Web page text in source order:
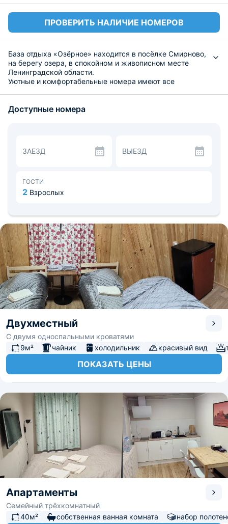
ПРОВЕРИТЬ НАЛИЧИЕ НОМЕРОВ
База отдыха «Озёрное» находится в посёлке Смирново,
на берегу озера, в спокойном и живописном месте
Ленинградской области.
Уютные и комфортабельные номера имеют все
Для всех удобств постояльцев имеется постельное
заниматься готовкой, т.к. там есть все нужное для
этого: электрическая плита, духовой шкаф, вытяжка,
удобства присутствует обеденная зона. Также
приготовить вкусную еду поможет оборудованная
Здесь можно прогуляться по окрестностям, отдохнуть в
беседке, взять лодку или sup-борд и насладиться
красотой озера Смирновское. Расстояние до аэропорта
Пулково-1 - 127 км и до железнодорожного вокзала
Выборг - 12,8 км.
Доступные номера
ЗАЕЗД ВЫЕЗД
ГОСТИ
2 Взрослых
Двухместный
С двумя односпальными кроватями
9м²
чайник холодильник красивый вид
ПОКАЗАТЬ ЦЕНЫ
Апартаменты
Семейный трёхкомнатный
40м²
собственная ванная комната набор